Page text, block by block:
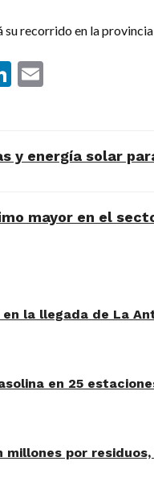
recorrido en la
LinkedIn
y energía solar
mayor en el
la llegada de La
en 25
millones por